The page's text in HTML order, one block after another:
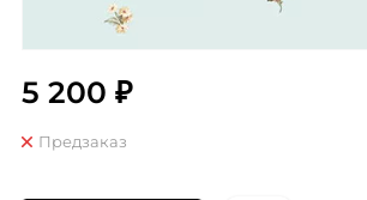
5 200 ₽
Предзаказ